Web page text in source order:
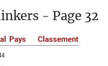
- Page 32
Pays Classement